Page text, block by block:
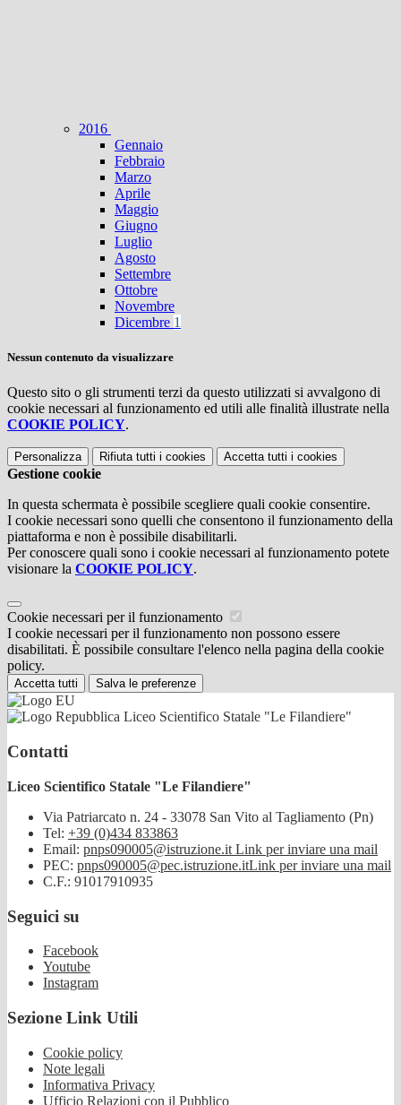
2016
Gennaio
Febbraio
Marzo
Aprile
Maggio
Giugno
Luglio
Agosto
Settembre
Ottobre
Novembre
Dicembre 1
Nessun contenuto da visualizzare
Questo sito o gli strumenti terzi da questo utilizzati si avvalgono di
cookie necessari al funzionamento ed utili alle finalità illustrate nella
COOKIE POLICY.
Personalizza Rifiuta tutti i cookies Accetta tutti i cookies
Gestione cookie
In questa schermata è possibile scegliere quali cookie consentire.
I cookie necessari sono quelli che consentono il funzionamento della
piattaforma e non è possibile disabilitarli.
Per conoscere quali sono i cookie necessari al funzionamento potete
visionare la COOKIE POLICY.
Cookie necessari per il funzionamento
I cookie necessari per il funzionamento non possono essere
disabilitati. È possibile consultare l'elenco nella pagina della cookie
policy.
Accetta tutti Salva le preferenze
Liceo Scientifico Statale "Le Filandiere"
Contatti
Liceo Scientifico Statale "Le Filandiere"
Via Patriarcato n. 24 - 33078 San Vito al Tagliamento (Pn)
Tel: +39 (0)434 833863
Email: pnps090005@istruzione.it Link per inviare una mail
PEC: pnps090005@pec.istruzione.itLink per inviare una mail
C.F.: 91017910935
Seguici su
Facebook
Youtube
Instagram
Sezione Link Utili
Cookie policy
Note legali
Informativa Privacy
Ufficio Relazioni con il Pubblico